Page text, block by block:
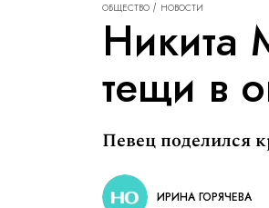
ОБЩЕСТВО НОВОСТИ
Никита
тещи в
Певец поделился
ИРИНА ГОРЯЧЕВА